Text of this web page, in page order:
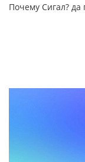
Почему Сигал? да